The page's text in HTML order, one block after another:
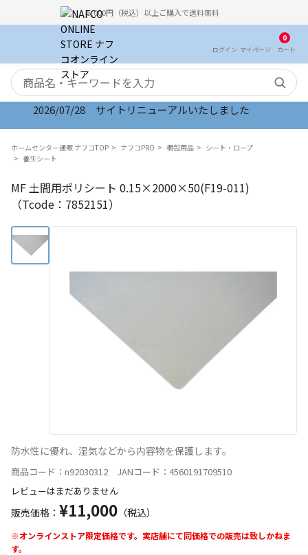
5,000円（税込）以上ご購入で送料無料
ログイン マイ ページ
0
カート
検索キーワード
2026/07/28 サイトリニューアルいたしました
ホームセンター通販 ナフコTOP ナフコPRO 梱包用品
シート・ロープ
養生シート
MF 土間用ポリシート 0.15×2000×50(F19-011)
（Tcode：7852151）
防水性に優れ、湿気などから内容物を保護します。
商品コード：n92030312 JANコード：4560191709510
レビューはまだありません
販売価格： ¥11,000 （税込）
※オンラインストア限定価格です。実店舗にて同価格での販売は致しかねま
す。